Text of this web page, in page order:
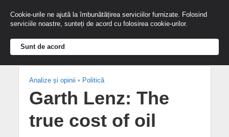
Analize și opinii • Politică
Garth Lenz: The
true cost of oil
Cookie-urile ne ajută la îmbunătățirea serviciilor furnizate. Folosind
serviciile noastre, sunteți de acord cu folosirea cookie-urilor.
Sunt de acord